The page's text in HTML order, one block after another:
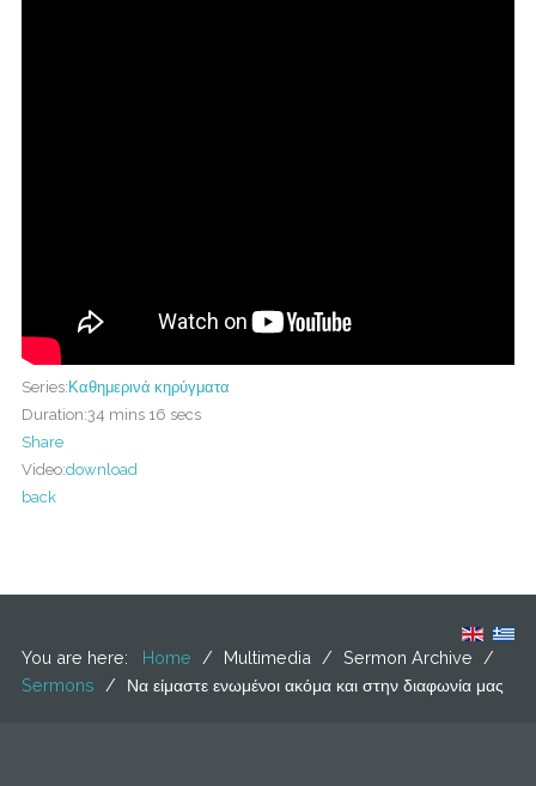
Series: Καθημερινά κηρύγματα
Duration:34 mins 16 secs
Share
Video:download
back
You are here: Home / Multimedia / Sermon Archive /
Sermons / Να είμαστε ενωμένοι ακόμα και στην διαφωνία μας